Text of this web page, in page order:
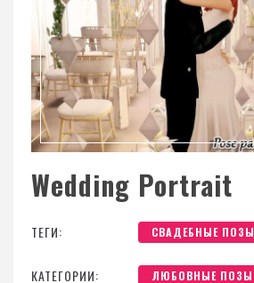
Wedding Portrait
ТЕГИ: СВАДЕБНЫЕ ПОЗЫ
КАТЕГОРИИ:
ЛЮБОВНЫЕ ПОЗЫ